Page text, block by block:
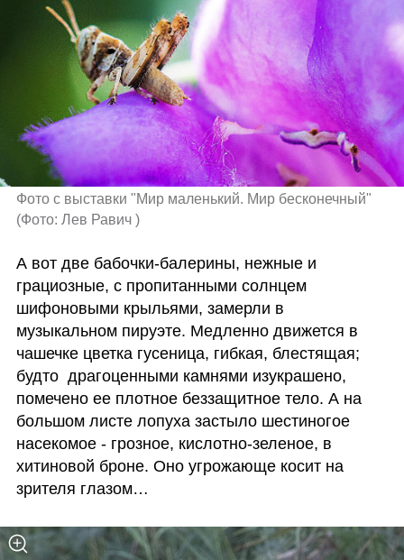
(Фото: Лев Равич )
А вот две бабочки-балерины, нежные и
грациозные, с пропитанными солнцем
шифоновыми крыльями, замерли в
музыкальном пируэте. Медленно движется в
чашечке цветка гусеница, гибкая, блестящая;
будто  драгоценными камнями изукрашено,
помечено ее плотное беззащитное тело. А на
большом листе лопуха застыло шестиногое
насекомое - грозное, кислотно-зеленое, в
хитиновой броне. Оно угрожающе косит на
зрителя глазом…